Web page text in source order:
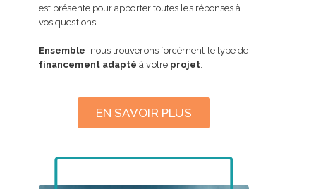
est présente pour apporter toutes les réponses à
vos questions.
Ensemble , nous trouverons forcément le type de
financement adapté à votre projet
EN SAVOIR PLUS